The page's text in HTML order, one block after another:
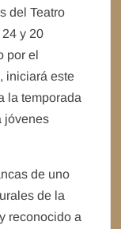
del Teatro
y 20
por el
iniciará este
la temporada
jóvenes
de uno
de la
reconocido a